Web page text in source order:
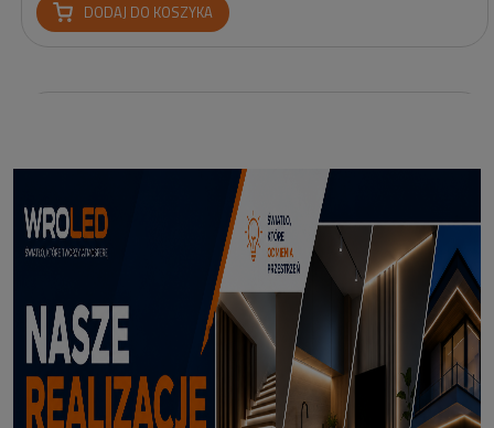
DODAJ DO KOSZYKA
Reflektor Solarny Zewnętrzny LED z Bolcem Meillion 3000K